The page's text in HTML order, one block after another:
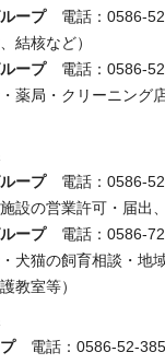
ループ 電話：0586-
結核など）
ループ 電話：0586-
・薬局・クリーニング
ループ 電話：0586-
施設の営業許可・届出
ープ電話：0586-
・犬猫の飼育相談・地
教室等）
プ 電話：0586-52-